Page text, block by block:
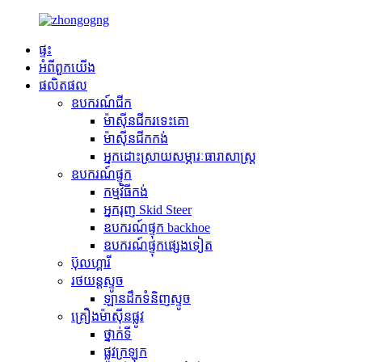
ផ្ទះ
អំពី​ពួក​យើង
ផលិតផល
ឧបករណ៍ជីក
ម៉ាស៊ីនជីករទេះគោ
ម៉ាស៊ីនជីកកង់
អ្នកដោះស្រាយសម្ភារៈធារាសាស្ត្រ
ឧបករណ៍ផ្ទុក
កម្មវិធី​កង់
អ្នករុញ Skid Steer
ឧបករណ៍ផ្ទុក backhoe
ឧបករណ៍ផ្ទុកផ្សេងទៀត
ប៊ុលហ្គារី
រថយន្តស្ទូច
ឡានដឹកទំនិញស្ទូច
គ្រឿងម៉ាស៊ីនផ្លូវ
ថ្នាក់ទី
ផ្លូវក្រឡុក